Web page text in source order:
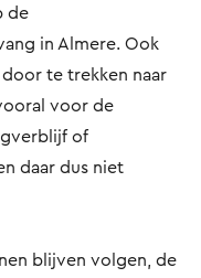
de
in Almere. Ook
te trekken naar
voor de
of
daar dus niet
blijven volgen, de